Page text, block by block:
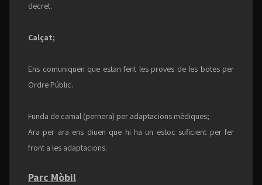
decret.
Calçat;
Ens comuniquen que estan fent les proves de les botes per
Ordre Públic.
Funda de camal (pernera) per adaptacions mèdiques;
Ara per ara ens diuen que hi ha un estoc suficient per fer
front a les adaptacions.
Parc Mòbil